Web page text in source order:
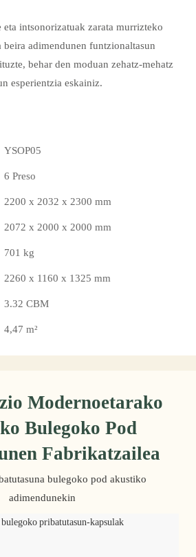
intsonorizatuak zarata murrizteko
beira adimendunen funtzionaltasun
behar den moduan zehatz-mehatz
esperientzia eskainiz.
YSOP05
6 Preso
2200 x 2032 x 2300 mm
2072 x 2000 x 2000 mm
701 kg
2260 x 1160 x 1325 mm
3.32 CBM
4,47 m²
Modernoetarako
Bulegoko Pod
Fabrikatzailea
bulegoko pod akustiko
adimendunekin